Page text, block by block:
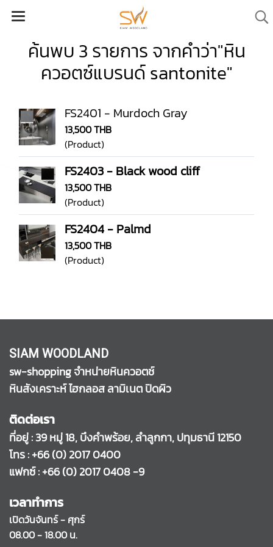
ค้นพบ 3 รายการ จากคำว่า"หิน
ควอตซ์แบรนด์ santonite"
FS2401 - Murdoch Gray
13,500 THB
(Product)
FS2403 - Black wood cliff
13,500 THB
(Product)
FS2404 - Palmd
13,500 THB
(Product)
SIAM WOODLAND
sw-shopping จำหน่ายหินควอตช์
หินสังเคราะห์ ไฮกลอส ลามิเนต ปิดผิว
ติดต่อเรา
ที่อยู่ : 39 หมู่ 18, บึงคำพร้อย, ลำลูกกา, ปทุมธานี 12150
โทร :+66 (0) 2017 0400
แฟกซ์ : +66 (0) 2017 0408 -9
เวลาทำการ
เปิดวันจันทร์ - ศุกร์
08.00 - 18.00 น.